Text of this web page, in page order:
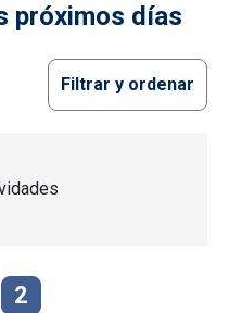
próximos días
Filtrar y ordenar
2